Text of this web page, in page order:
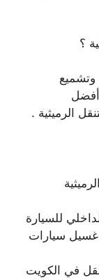
؟
وتشميع
أفضل
الرميثية .
للسيارة
غسيل سيارات
في الكويت